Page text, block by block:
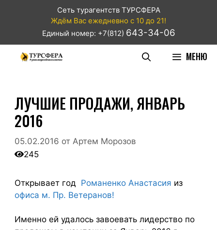
Сеть турагентств ТУРСФЕРА
Ждём Вас ежедневно с 10 до 21!
Единый номер: +7(812) 643-34-06
МЕНЮ
ЛУЧШИЕ ПРОДАЖИ, ЯНВАРЬ
2016
05.02.2016 от Артем Морозов
245
Открывает год Романенко Анастасия из
офиса м. Пр. Ветеранов!
Именно ей удалось завоевать лидерство по